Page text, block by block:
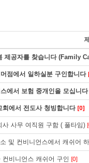
제공자를 찾습니다 (Family
점에서 일하실분 구인합니다
에서 보험 중개인을 모십니다
회에서 전도사 청빙합니다 [0]
사 사무 여직원 구함 ( 풀타임)
및 컨비니언스에서 캐쉬어
컨비니언스 캐쉬어 구인 [0]